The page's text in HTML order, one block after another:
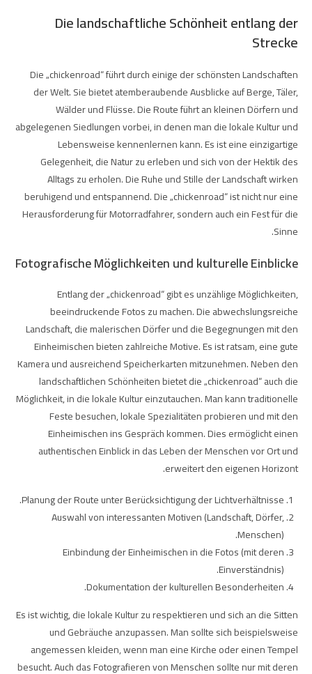
Die landschaftliche Schönheit entlang der
Strecke
Die „chickenroad“ führt durch einige der schönsten Landschaften
der Welt. Sie bietet atemberaubende Ausblicke auf Berge, Täler,
Wälder und Flüsse. Die Route führt an kleinen Dörfern und
abgelegenen Siedlungen vorbei, in denen man die lokale Kultur und
Lebensweise kennenlernen kann. Es ist eine einzigartige
Gelegenheit, die Natur zu erleben und sich von der Hektik des
Alltags zu erholen. Die Ruhe und Stille der Landschaft wirken
beruhigend und entspannend. Die „chickenroad“ ist nicht nur eine
Herausforderung für Motorradfahrer, sondern auch ein Fest für die
Sinne.
Fotografische Möglichkeiten und kulturelle Einblicke
Entlang der „chickenroad“ gibt es unzählige Möglichkeiten,
beeindruckende Fotos zu machen. Die abwechslungsreiche
Landschaft, die malerischen Dörfer und die Begegnungen mit den
Einheimischen bieten zahlreiche Motive. Es ist ratsam, eine gute
Kamera und ausreichend Speicherkarten mitzunehmen. Neben den
landschaftlichen Schönheiten bietet die „chickenroad“ auch die
Möglichkeit, in die lokale Kultur einzutauchen. Man kann traditionelle
Feste besuchen, lokale Spezialitäten probieren und mit den
Einheimischen ins Gespräch kommen. Dies ermöglicht einen
authentischen Einblick in das Leben der Menschen vor Ort und
erweitert den eigenen Horizont.
Planung der Route unter Berücksichtigung der Lichtverhältnisse.
Auswahl von interessanten Motiven (Landschaft, Dörfer,
Menschen).
Einbindung der Einheimischen in die Fotos (mit deren
Einverständnis).
Dokumentation der kulturellen Besonderheiten.
Es ist wichtig, die lokale Kultur zu respektieren und sich an die Sitten
und Gebräuche anzupassen. Man sollte sich beispielsweise
angemessen kleiden, wenn man eine Kirche oder einen Tempel
besucht. Auch das Fotografieren von Menschen sollte nur mit deren